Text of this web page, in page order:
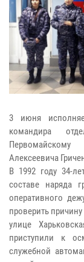
3 июня
командира
Алексеевича
В 1992 году 34-
составе наряда
оперативного
проверить
улице
приступили к
служебной